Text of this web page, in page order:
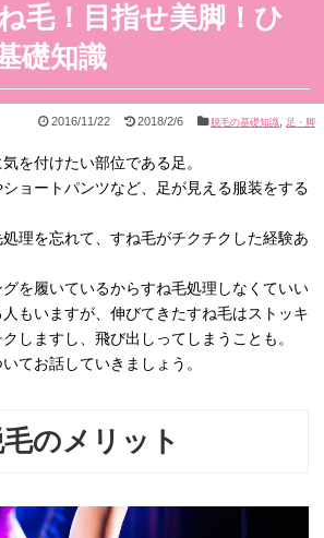
毛！目指せ美脚！ひ
礎知識
2016/11/22 2018/2/6 脱毛の基礎知識 足・脚
を付けたい部位である足。
ョートパンツなど、足が見える服装をする
理を忘れて、すね毛がチクチクした経験あ
グを履いているからすね毛処理しなくていい
もいますが、伸びてきたすね毛はストッキ
しますし、飛び出しってしまうことも。
てお話していきましょう。
のメリット